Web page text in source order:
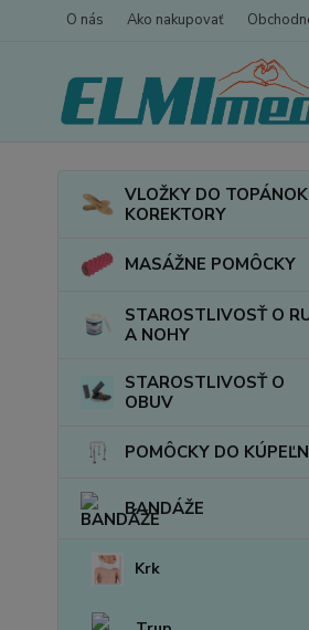
O nás Ako nakupovať
VLOŽKY DO
KOREKTORY
MASÁŽNE POMÔCKY
STAROSTLIVOSŤ O
A NOHY
STAROSTLIVOSŤ O
OBUV
POMÔCKY DO
BANDÁŽE
Krk